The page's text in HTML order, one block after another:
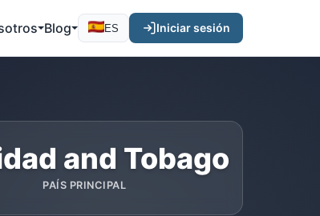
Blog ES Iniciar sesión
and Tobago
PAÍS PRINCIPAL